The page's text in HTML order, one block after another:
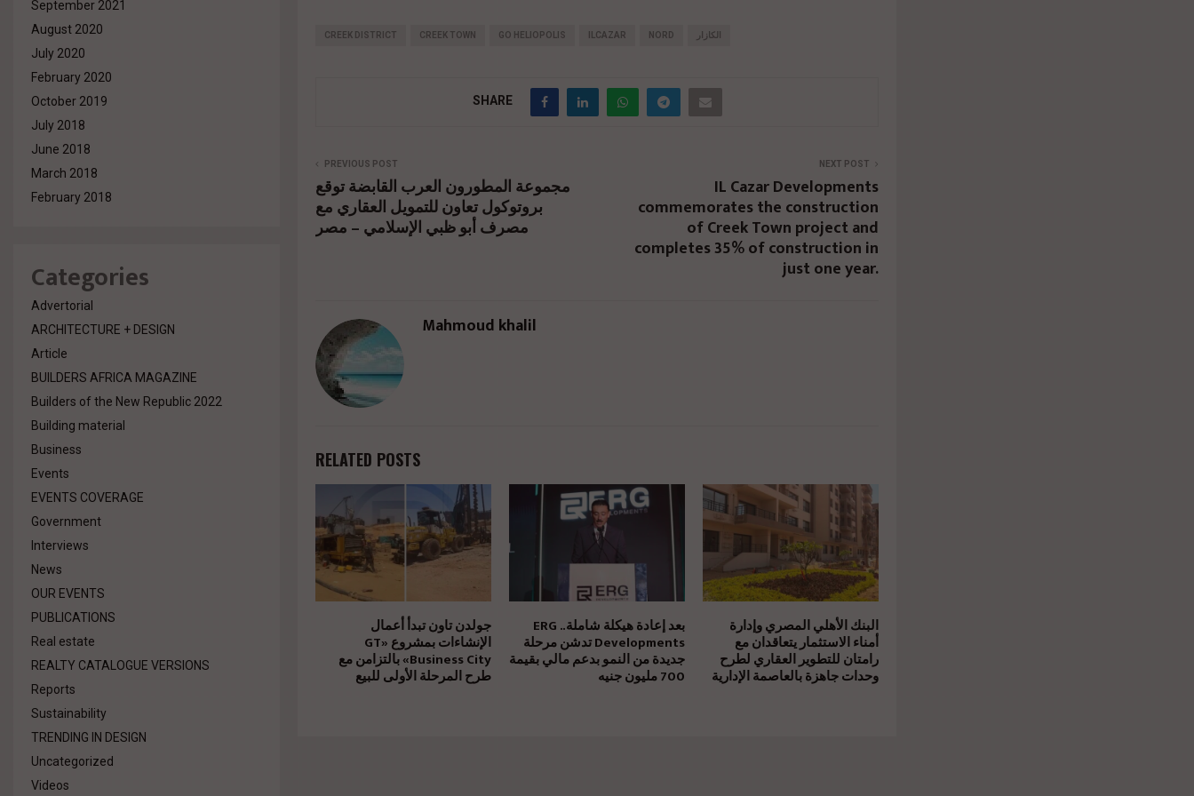
CREEK DISTRICT CREEK TOWN GO HELIOPOLIS ILCAZAR NORD الكازار
SHARE
PREVIOUS POST
مجموعة المطورون العرب القابضة توقع
بروتوكول تعاون للتمويل العقاري مع
مصرف أبو ظبي الإسلامي – مصر
NEXT POST
IL Cazar Developments
commemorates the construction
of Creek Town project and
completes 35% of construction in
just one year.
Mahmoud khalil
RELATED POSTS
جولدن تاون تبدأ أعمال
الإنشاءات بمشروع «GT
Business City» بالتزامن مع
طرح المرحلة الأولى للبيع
بعد إعادة هيكلة شاملة.. ERG
Developments تدشن مرحلة
جديدة من النمو بدعم مالي بقيمة
700 مليون جنيه
البنك الأهلي المصري وإدارة
أمناء الاستثمار يتعاقدان مع
رامتان للتطوير العقاري لطرح
وحدات جاهزة بالعاصمة الإدارية
September 2021
August 2020
July 2020
February 2020
October 2019
July 2018
June 2018
March 2018
February 2018
Categories
Advertorial
ARCHITECTURE + DESIGN
Article
BUILDERS AFRICA MAGAZINE
Builders of the New Republic 2022
Building material
Business
Events
EVENTS COVERAGE
Government
Interviews
News
OUR EVENTS
PUBLICATIONS
Real estate
REALTY CATALOGUE VERSIONS
Reports
Sustainability
TRENDING IN DESIGN
Uncategorized
Videos